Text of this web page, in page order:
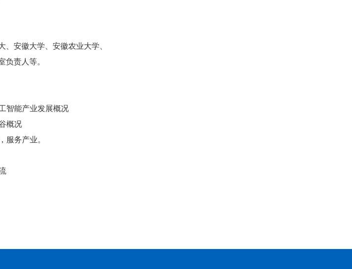
安徽大学、安徽农业大学、
负责人等。
智能产业发展概况
概况
服务产业。